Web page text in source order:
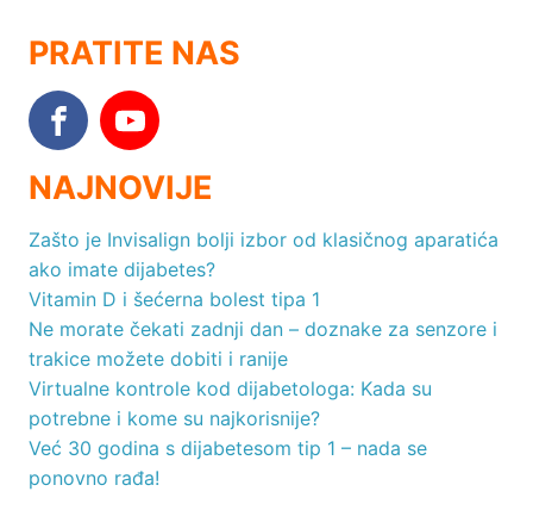
PRATITE NAS
NAJNOVIJE
Zašto je Invisalign bolji izbor od klasičnog aparatića
ako imate dijabetes?
Vitamin D i šećerna bolest tipa 1
Ne morate čekati zadnji dan – doznake za senzore i
trakice možete dobiti i ranije
Virtualne kontrole kod dijabetologa: Kada su
potrebne i kome su najkorisnije?
Već 30 godina s dijabetesom tip 1 – nada se
ponovno rađa!